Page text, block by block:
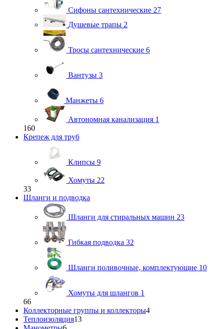
Сифоны сантехнические 27
Душевые трапы 2
Тросы сантехнические 6
Вантузы 3
Манжеты 6
Автономная канализация 1
160
Крепеж для труб
Клипсы 9
Хомуты 22
33
Шланги и подводка
Шланги для стиральных машин 23
Гибкая подводка 32
Шланги поливочные, комплектующие 10
Хомуты для шлангов 1
66
Коллекторные группы и коллекторы4
Теплоизоляция13